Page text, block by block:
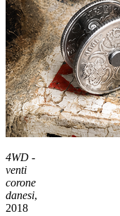
4WD -
venti
corone
danesi,
2018